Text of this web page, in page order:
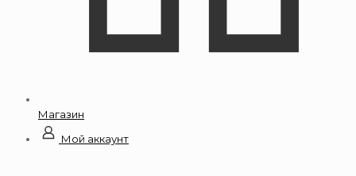
Магазин
Мой аккаунт